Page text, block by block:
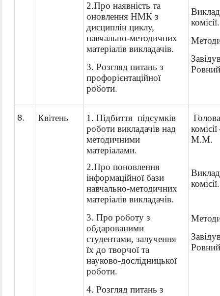
2.Про наявність та
оновлення НМК з
дисциплін циклу,
навчально-методичних
матеріалів викладачів.
3. Розгляд питань з
профорієнтаційної
роботи.
комісії.
8. Квітень
1. Підбиття підсумків
роботи викладачів над
методичними
матеріалами.
2.Про поновлення
інформаційної бази
навчально-методичних
матеріалів викладачів.
3. Про роботу з
обдарованими
студентами, залучення
їх до творчої та
науково-дослідницької
роботи.
4. Розгляд питань з
М.М.
комісії.